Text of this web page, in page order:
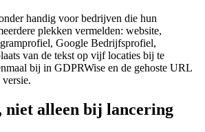
handig voor bedrijven die hun
plekken vermelden: website,
Google Bedrijfsprofiel,
van de tekst op vijf locaties bij te
bij in GDPRWise en de gehoste URL
niet alleen bij lancering